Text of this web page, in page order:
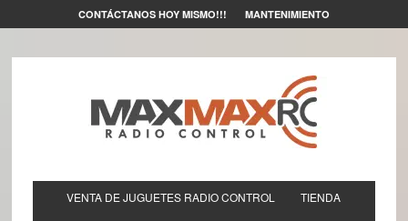
CONTÁCTANOS HOY MISMO!!! MANTENIMIENTO
VENTA DE JUGUETES RADIO CONTROL TIENDA